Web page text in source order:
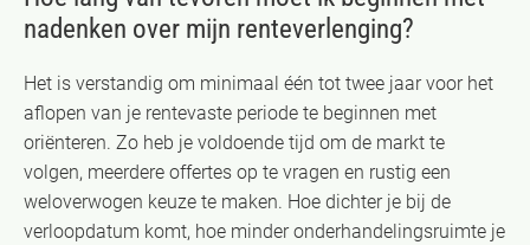
nadenken over mijn renteverlenging?
Het is verstandig om minimaal één tot twee jaar voor het
aflopen van je rentevaste periode te beginnen met
oriënteren. Zo heb je voldoende tijd om de markt te
volgen, meerdere offertes op te vragen en rustig een
weloverwogen keuze te maken. Hoe dichter je bij de
verloopdatum komt, hoe minder onderhandelingsruimte je